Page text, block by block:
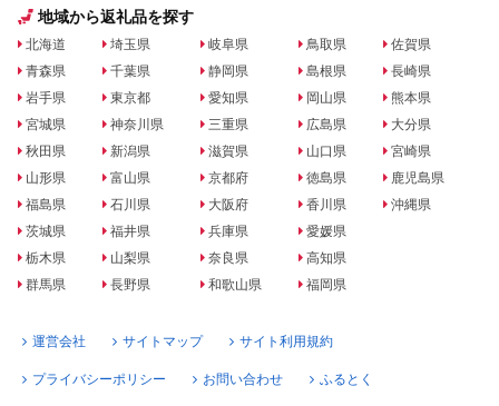
地域から返礼品を探す
北海道
青森県
岩手県
宮城県
秋田県
山形県
福島県
茨城県
栃木県
群馬県
埼玉県
千葉県
東京都
神奈川県
新潟県
富山県
石川県
福井県
山梨県
長野県
岐阜県
静岡県
愛知県
三重県
滋賀県
京都府
大阪府
兵庫県
奈良県
和歌山県
鳥取県
島根県
岡山県
広島県
山口県
徳島県
香川県
愛媛県
高知県
福岡県
佐賀県
長崎県
熊本県
大分県
宮崎県
鹿児島県
沖縄県
運営会社 サイトマップ サイト利用規約
プライバシーポリシー お問い合わせ ふるとく